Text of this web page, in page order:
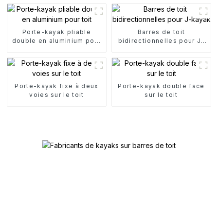
Porte-kayak pliable
double en aluminium pour
Barres de toit
bidirectionnelles pour J-
Porte-kayak fixe à deux
voies sur le toit
Porte-kayak double face
sur le toit